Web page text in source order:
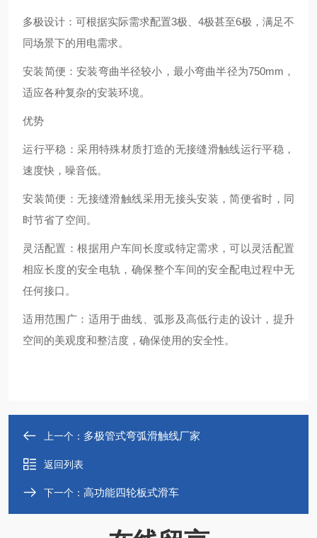
‌多极设计‌：可根据实际需求配置3极、4极甚至6极，满足不
同场景下的用电需求‌。
‌安装简便‌：安装弯曲半径较小，最小弯曲半径为750mm，
适应各种复杂的安装环境‌。
优势
‌运行平稳‌：采用特殊材质打造的无接缝滑触线运行平稳，
速度快，噪音低‌。
‌安装简便‌：无接缝滑触线采用无接头安装，简便省时，同
时节省了空间‌。
‌灵活配置‌：根据用户车间长度或特定需求，可以灵活配置
相应长度的安全电轨，确保整个车间的安全配电过程中无
任何接口‌。
‌适用范围广‌：适用于曲线、弧形及高低行走的设计，提升
空间的美观度和整洁度，确保使用的安全性‌。
上一个： 多极管式弯弧滑触线厂家
返回列表
下一个： 高功能四轮板式滑车